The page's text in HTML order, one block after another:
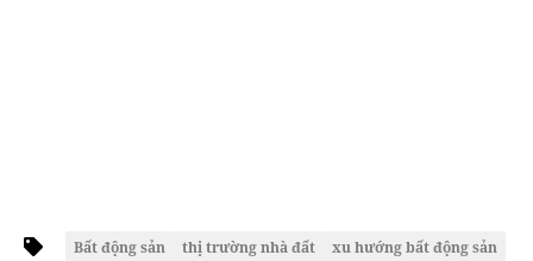
Bất động sản thị trường nhà đất
xu hướng bất động sản